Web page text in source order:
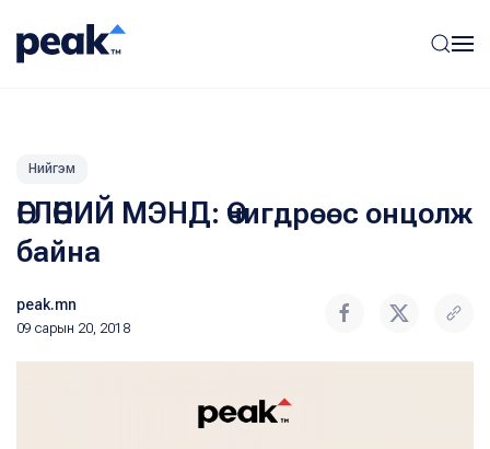
Нийгэм
ӨГЛӨӨНИЙ МЭНД: Өчигдрөөс онцолж
байна
peak.mn
09 сарын 20, 2018